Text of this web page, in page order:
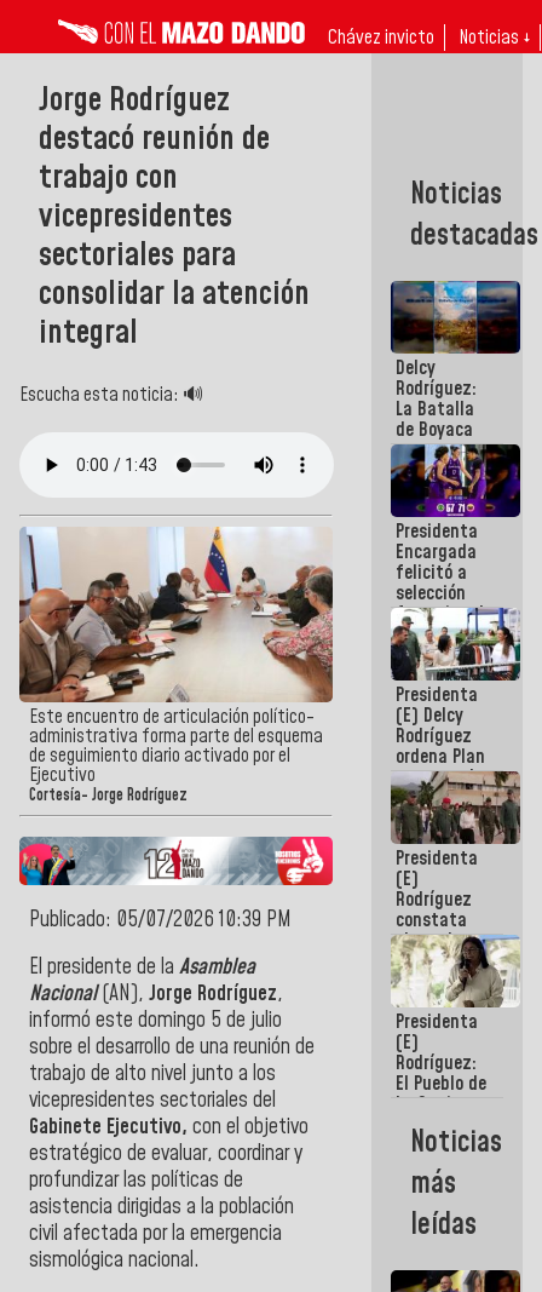
Chávez invicto Noticias ↓
Jorge Rodríguez
destacó reunión de
trabajo con
vicepresidentes
sectoriales para
consolidar la atención
integral
Escucha esta noticia: 🔊
Este encuentro de articulación político-
administrativa forma parte del esquema
de seguimiento diario activado por el
Ejecutivo
Cortesía- Jorge Rodríguez
Publicado: 05/07/2026 10:39 PM
El presidente de la Asamblea
Nacional(AN), Jorge Rodríguez,
informó este domingo 5 de julio
sobre el desarrollo de una reunión de
trabajo de alto nivel junto a los
vicepresidentes sectoriales del
Gabinete Ejecutivo, con el objetivo
estratégico de evaluar, coordinar y
profundizar las políticas de
asistencia dirigidas a la población
civil afectada por la emergencia
sismológica nacional.
Noticias
destacadas
Delcy
Rodríguez:
La Batalla
de Boyaca
representa
un capítulo
decisivo en
la gesta
emancipadora
de nuestra
América
Presidenta
Encargada
felicitó a
selección
femenina de
baloncesto
por su
clasificación
a la
AmeriCup
2027
Presidenta
(E) Delcy
Rodríguez
ordena Plan
maestro de
desarrollo
logístico y
turístico
para La
Guaira
Presidenta
(E)
Rodríguez
constata
obras de
rehabilitación
de Escuela
Militar de
Mamo en La
Guaira
Presidenta
(E)
Rodríguez:
El Pueblo de
La Guaira
siempre
estará
acompañada
por el
Gobierno
Nacional
Noticias
más
leídas